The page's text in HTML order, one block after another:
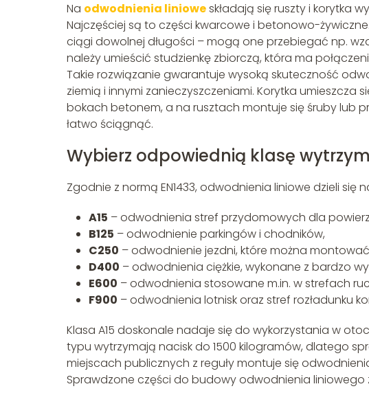
Na odwodnienia linioweskładają się ruszty i korytka
Najczęściej są to części kwarcowe i betonowo-
ciągi dowolnej długości – mogą one przebiegać np.
należy umieścić studzienkę zbiorczą, która ma
Takie rozwiązanie gwarantuje wysoką skuteczność
ziemią i innymi zanieczyszczeniami. Korytka
bokach betonem, a na rusztach montuje się śruby lub
łatwo ściągnąć.
Wybierz odpowiednią klasę
Zgodnie z normą EN1433, odwodnienia liniowe dzieli się
A15 – odwodnienia stref przydomowych dla
B125 – odwodnienie parkingów i chodników,
C250 – odwodnienie jezdni, które można montować
D400 – odwodnienia ciężkie, wykonane z bardzo
E600 – odwodnienia stosowane m.in. w strefach
F900 – odwodnienia lotnisk oraz stref rozładunku
Klasa A15 doskonale nadaje się do wykorzystania w
typu wytrzymają nacisk do 1500 kilogramów, dlatego
miejscach publicznych z reguły montuje się
Sprawdzone części do budowy odwodnienia liniowego